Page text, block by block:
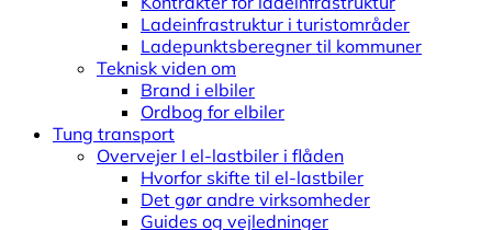
Ladeinfrastruktur i turistområder
Ladepunktsberegner til kommuner
Teknisk viden om
Brand i elbiler
Ordbog for elbiler
Tung transport
Overvejer I el-lastbiler i flåden
Hvorfor skifte til el-lastbiler
Det gør andre virksomheder
Guides og vejledninger